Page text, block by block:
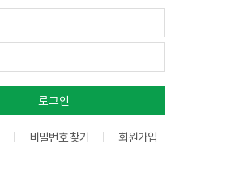
비밀번호 찾기 회원가입